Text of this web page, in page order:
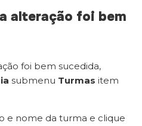
alteração foi bem
foi bem sucedida,
submenu Turmas item
e nome da turma e clique